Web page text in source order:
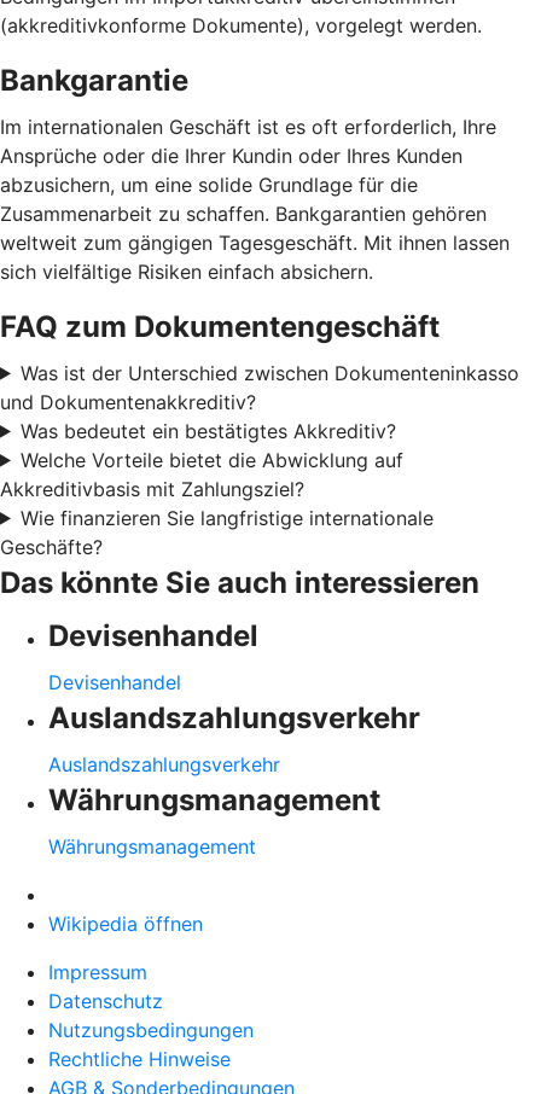
(akkreditivkonforme Dokumente), vorgelegt werden.
Bankgarantie
Im internationalen Geschäft ist es oft erforderlich, Ihre
Ansprüche oder die Ihrer Kundin oder Ihres Kunden
abzusichern, um eine solide Grundlage für die
Zusammenarbeit zu schaffen. Bankgarantien gehören
weltweit zum gängigen Tagesgeschäft. Mit ihnen lassen
sich vielfältige Risiken einfach absichern.
FAQ zum Dokumentengeschäft
Was ist der Unterschied zwischen Dokumenteninkasso
und Dokumentenakkreditiv?
Was bedeutet ein bestätigtes Akkreditiv?
Welche Vorteile bietet die Abwicklung auf
Akkreditivbasis mit Zahlungsziel?
Wie finanzieren Sie langfristige internationale
Geschäfte?
Das könnte Sie auch interessieren
Devisenhandel
Devisenhandel
Auslandszahlungsverkehr
Auslandszahlungsverkehr
Währungsmanagement
Währungsmanagement
Wikipedia öffnen
Impressum
Datenschutz
Nutzungsbedingungen
Rechtliche Hinweise
AGB & Sonderbedingungen